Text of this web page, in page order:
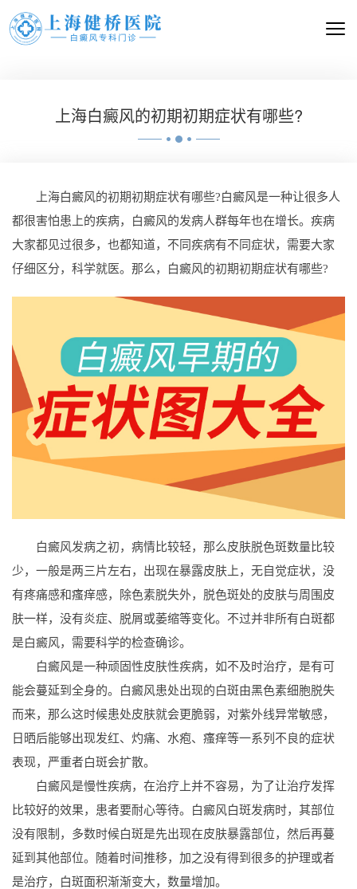
上海白癜风的初期初期症状有哪些?
上海白癜风的初期初期症状有哪些?白癜风是一种让很多人
都很害怕患上的疾病，白癜风的发病人群每年也在增长。疾病
大家都见过很多，也都知道，不同疾病有不同症状，需要大家
仔细区分，科学就医。那么，白癜风的初期初期症状有哪些?
白癜风发病之初，病情比较轻，那么皮肤脱色斑数量比较
少，一般是两三片左右，出现在暴露皮肤上，无自觉症状，没
有疼痛感和瘙痒感，除色素脱失外，脱色斑处的皮肤与周围皮
肤一样，没有炎症、脱屑或萎缩等变化。不过并非所有白斑都
是白癜风，需要科学的检查确诊。
白癜风是一种顽固性皮肤性疾病，如不及时治疗，是有可
能会蔓延到全身的。白癜风患处出现的白斑由黑色素细胞脱失
而来，那么这时候患处皮肤就会更脆弱，对紫外线异常敏感，
日晒后能够出现发红、灼痛、水疱、瘙痒等一系列不良的症状
表现，严重者白斑会扩散。
白癜风是慢性疾病，在治疗上并不容易，为了让治疗发挥
比较好的效果，患者要耐心等待。白癜风白斑发病时，其部位
没有限制，多数时候白斑是先出现在皮肤暴露部位，然后再蔓
延到其他部位。随着时间推移，加之没有得到很多的护理或者
是治疗，白斑面积渐渐变大，数量增加。